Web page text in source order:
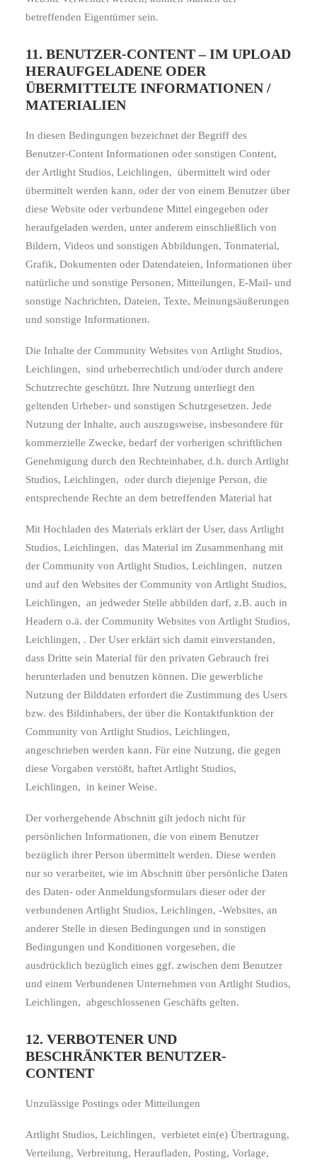
betreffenden Eigentümer sein.
11. BENUTZER-CONTENT – IM UPLOAD
HERAUFGELADENE ODER
ÜBERMITTELTE INFORMATIONEN /
MATERIALIEN
In diesen Bedingungen bezeichnet der Begriff des
Benutzer-Content Informationen oder sonstigen Content,
der Artlight Studios, Leichlingen, übermittelt wird oder
übermittelt werden kann, oder der von einem Benutzer über
diese Website oder verbundene Mittel eingegeben oder
heraufgeladen werden, unter anderem einschließlich von
Bildern, Videos und sonstigen Abbildungen, Tonmaterial,
Grafik, Dokumenten oder Datendateien, Informationen über
natürliche und sonstige Personen, Mitteilungen, E-Mail- und
sonstige Nachrichten, Dateien, Texte, Meinungsäußerungen
und sonstige Informationen.
Die Inhalte der Community Websites von Artlight Studios,
Leichlingen, sind urheberrechtlich und/oder durch andere
Schutzrechte geschützt. Ihre Nutzung unterliegt den
geltenden Urheber- und sonstigen Schutzgesetzen. Jede
Nutzung der Inhalte, auch auszugsweise, insbesondere für
kommerzielle Zwecke, bedarf der vorherigen schriftlichen
Genehmigung durch den Rechteinhaber, d.h. durch Artlight
Studios, Leichlingen, oder durch diejenige Person, die
entsprechende Rechte an dem betreffenden Material hat
Mit Hochladen des Materials erklärt der User, dass Artlight
Studios, Leichlingen, das Material im Zusammenhang mit
der Community von Artlight Studios, Leichlingen, nutzen
und auf den Websites der Community von Artlight Studios,
Leichlingen, an jedweder Stelle abbilden darf, z.B. auch in
Headern o.ä. der Community Websites von Artlight Studios,
Leichlingen, . Der User erklärt sich damit einverstanden,
dass Dritte sein Material für den privaten Gebrauch frei
herunterladen und benutzen können. Die gewerbliche
Nutzung der Bilddaten erfordert die Zustimmung des Users
bzw. des Bildinhabers, der über die Kontaktfunktion der
Community von Artlight Studios, Leichlingen,
angeschrieben werden kann. Für eine Nutzung, die gegen
diese Vorgaben verstößt, haftet Artlight Studios,
Leichlingen, in keiner Weise.
Der vorhergehende Abschnitt gilt jedoch nicht für
persönlichen Informationen, die von einem Benutzer
bezüglich ihrer Person übermittelt werden. Diese werden
nur so verarbeitet, wie im Abschnitt über persönliche Daten
des Daten- oder Anmeldungsformulars dieser oder der
verbundenen Artlight Studios, Leichlingen, -Websites, an
anderer Stelle in diesen Bedingungen und in sonstigen
Bedingungen und Konditionen vorgesehen, die
ausdrücklich bezüglich eines ggf. zwischen dem Benutzer
und einem Verbundenen Unternehmen von Artlight Studios,
Leichlingen, abgeschlossenen Geschäfts gelten.
12. VERBOTENER UND
BESCHRÄNKTER BENUTZER-
CONTENT
Unzulässige Postings oder Mitteilungen
Artlight Studios, Leichlingen, verbietet ein(e) Übertragung,
Verteilung, Verbreitung, Heraufladen, Posting, Vorlage,